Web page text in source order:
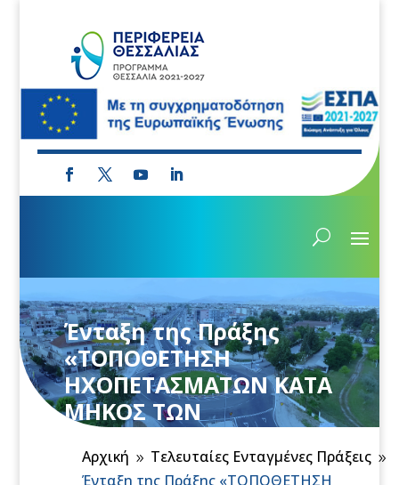
Ένταξη της Πράξης
«ΤΟΠΟΘΕΤΗΣΗ
ΗΧΟΠΕΤΑΣΜΑΤΩΝ ΚΑΤΑ
ΜΗΚΟΣ ΤΩΝ
ΣΙΔΗΡΟΔΡΟΜΙΚΩΝ
ΓΡΑΜΜΩΝ ΕΝΤΟΣ ΤΗΣ
Αρχική 9 Τελευταίες Ενταγμένες Πράξεις 9
Ένταξη της Πράξης «ΤΟΠΟΘΕΤΗΣΗ